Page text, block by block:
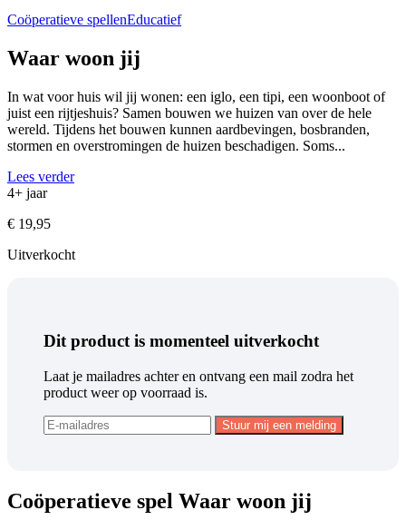
Coöperatieve spellenEducatief
Waar woon jij
In wat voor huis wil jij wonen: een iglo, een tipi, een woonboot of
juist een rijtjeshuis? Samen bouwen we huizen van over de hele
wereld. Tijdens het bouwen kunnen aardbevingen, bosbranden,
stormen en overstromingen de huizen beschadigen. Soms...
Lees verder
4+ jaar
€ 19,95
Uitverkocht
Dit product is momenteel uitverkocht
Laat je mailadres achter en ontvang een mail zodra het
product weer op voorraad is.
Coöperatieve spel Waar woon jij